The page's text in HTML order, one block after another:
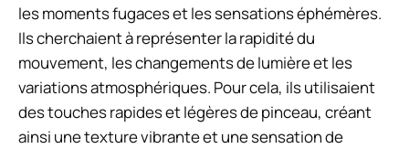
les moments fugaces et les sensations éphémères.
Ils cherchaient à représenter la rapidité du
mouvement, les changements de lumière et les
variations atmosphériques. Pour cela, ils utilisaient
des touches rapides et légères de pinceau, créant
ainsi une texture vibrante et une sensation de